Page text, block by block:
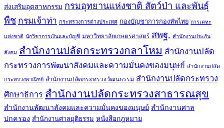
ส่งเสริมอุตสาหกรรม กรมอุทยานแห่งชาติ สัตว์ป่า และพันธุ์
พืช กรมเจ้าท่า กระทรวงการต่างประเทศ กองบัญชาการกองทัพไทย การเคหะ
แห่งชาติ นักวิชาการเงินและบัญชี มหาวิทยาลัยเกษตรศาสตร์ สพฐ. สำนักงานประกัน
สังคม สำนักงานปลัดกระทรวงกลาโหม สำนักงานปลัด
กระทรวงการพัฒนาสังคมและความมั่นคงของมนุษย์ สำนักงานปลัด
กระทรวงพาณิชย์ สำนักงานปลัดกระทรวงวัฒนธรรม สำนักงานปลัดกระทรวง
ศึกษาธิการ สำนักงานปลัดกระทรวงสาธารณสุข
สำนักงานพัฒนาสังคมและความมั่นคงของมนุษย์ สำนักงานศาล
ปกครอง สำนักงานศาลยุติธรรม หนังสือกฎหมาย